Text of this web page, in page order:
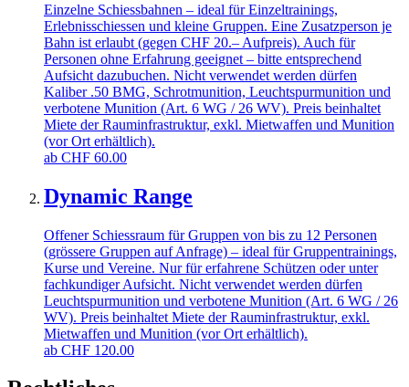
Einzelne Schiessbahnen – ideal für Einzeltrainings,
Erlebnisschiessen und kleine Gruppen. Eine Zusatzperson je
Bahn ist erlaubt (gegen CHF 20.– Aufpreis). Auch für
Personen ohne Erfahrung geeignet – bitte entsprechend
Aufsicht dazubuchen. Nicht verwendet werden dürfen
Kaliber .50 BMG, Schrotmunition, Leuchtspurmunition und
verbotene Munition (Art. 6 WG / 26 WV). Preis beinhaltet
Miete der Rauminfrastruktur, exkl. Mietwaffen und Munition
(vor Ort erhältlich).
ab CHF 60.00
Dynamic Range
Offener Schiessraum für Gruppen von bis zu 12 Personen
(grössere Gruppen auf Anfrage) – ideal für Gruppentrainings,
Kurse und Vereine. Nur für erfahrene Schützen oder unter
fachkundiger Aufsicht. Nicht verwendet werden dürfen
Leuchtspurmunition und verbotene Munition (Art. 6 WG / 26
WV). Preis beinhaltet Miete der Rauminfrastruktur, exkl.
Mietwaffen und Munition (vor Ort erhältlich).
ab CHF 120.00